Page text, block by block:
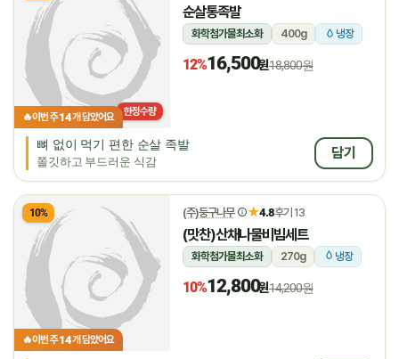
🔥이번 주14개 담았어요 한정수량
순살통족발
화학첨가물최소화 400g 냉장
12%16,500원18,800원
뼈 없이 먹기 편한 순살 족발
쫄깃하고 부드러운 식감
담기
10%
🔥이번 주14개 담았어요
(주)둥구나무 ★4.8후기 13
(맛찬)산채나물비빔세트
화학첨가물최소화 270g 냉장
10%12,800원14,200원